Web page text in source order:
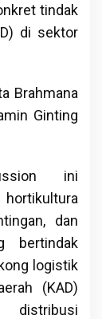
tindak
di sektor
Brahmana
Ginting
ini
dan
bertindak
logistik
(KAD)
distribusi